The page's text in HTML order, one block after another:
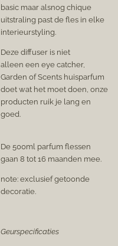
basic maar alsnog chique
uitstraling past de fles in elke
interieurstyling.
Deze diffuser is niet
alleen een eye catcher,
Garden of Scents huisparfum
doet wat het moet doen, onze
producten ruik je lang en
goed.
De 500ml parfum flessen
gaan 8 tot 16 maanden mee.
note: exclusief getoonde
decoratie.
Geurspecificaties